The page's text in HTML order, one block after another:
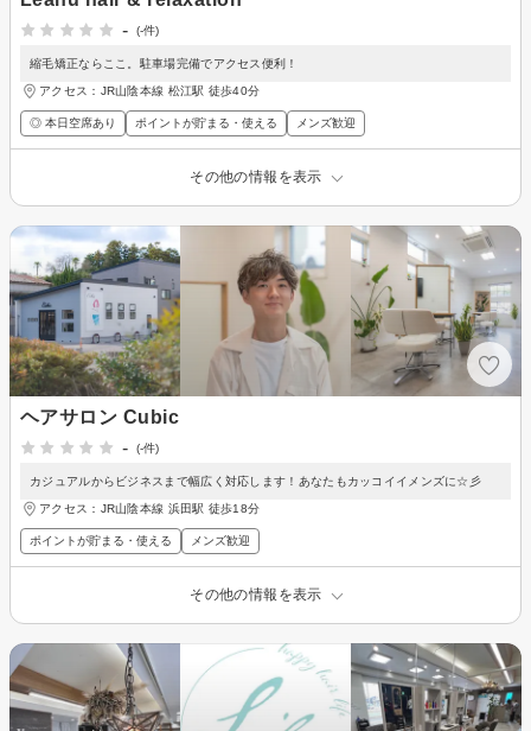
-
(-件)
縮毛矯正ならここ。駐車場完備でアクセス便利！
アクセス：JR山陰本線 松江駅 徒歩40分
◎ 本日空席あり ポイントが貯まる・使える メンズ歓迎
その他の情報を表示
ヘアサロン Cubic
-
(-件)
カジュアルからビジネスまで幅広く対応します！あなたもカッコイイメンズに☆彡
アクセス：JR山陰本線 浜田駅 徒歩18分
ポイントが貯まる・使える メンズ歓迎
その他の情報を表示